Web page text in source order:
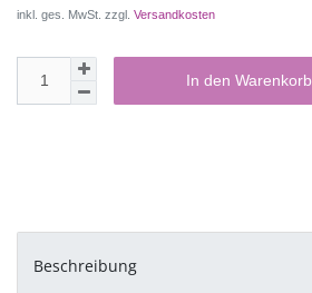
inkl. ges. MwSt. zzgl. Versandkosten
In den Warenkorb
Beschreibung